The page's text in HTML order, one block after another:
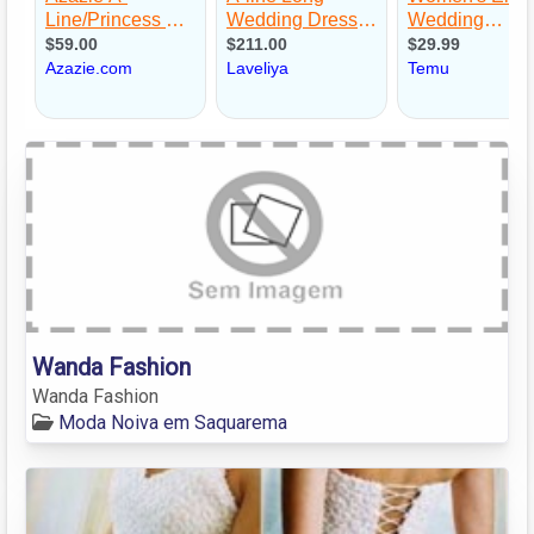
Wanda Fashion
Wanda Fashion
Moda Noiva em Saquarema